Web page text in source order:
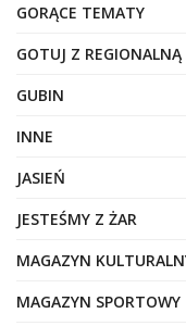
GORĄCE TEMATY
GOTUJ Z REGIONALNĄ
GUBIN
INNE
JASIEŃ
JESTEŚMY Z ŻAR
MAGAZYN
MAGAZYN SPORTOWY